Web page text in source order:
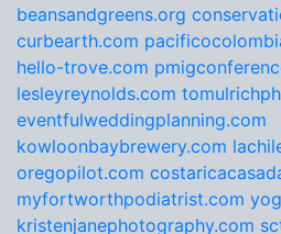
beansandgreens.org
curbearth.com
hello-trove.com
lesleyreynolds.com
eventfulweddingplanning.com
kowloonbaybrewery.com
oregopilot.com
myfortworthpodiatrist.com
kristenjanephotography.com